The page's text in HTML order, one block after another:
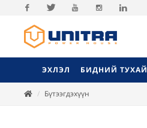
Facebook
ЭХЛЭЛ БИДНИЙ ТУХАЙ
Бүтээгдэхүүн